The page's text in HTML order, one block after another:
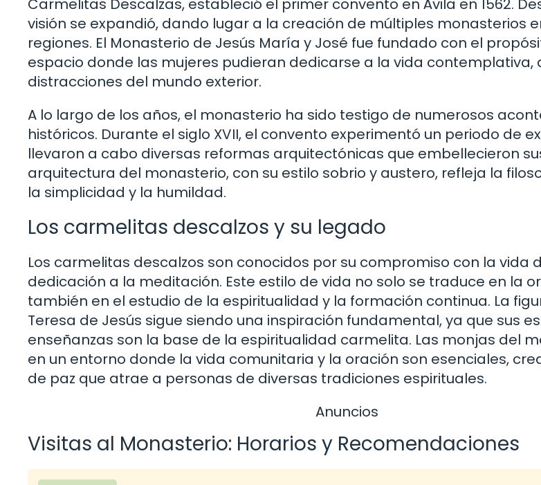
Carmelitas Descalzas, estableció el primer convento en Ávila en 1562.
visión se expandió, dando lugar a la creación de múltiples monasterios
regiones. El Monasterio de Jesús María y José fue fundado con el
espacio donde las mujeres pudieran dedicarse a la vida contemplativa,
distracciones del mundo exterior.
A lo largo de los años, el monasterio ha sido testigo de numerosos
históricos. Durante el siglo XVII, el convento experimentó un periodo de
llevaron a cabo diversas reformas arquitectónicas que embellecieron
arquitectura del monasterio, con su estilo sobrio y austero, refleja la
la simplicidad y la humildad.
Los carmelitas descalzos y su legado
Los carmelitas descalzos son conocidos por su compromiso con la vida
dedicación a la meditación. Este estilo de vida no solo se traduce en la
también en el estudio de la espiritualidad y la formación continua. La
Teresa de Jesús sigue siendo una inspiración fundamental, ya que sus
enseñanzas son la base de la espiritualidad carmelita. Las monjas del
en un entorno donde la vida comunitaria y la oración son esenciales,
de paz que atrae a personas de diversas tradiciones espirituales.
Anuncios
Visitas al Monasterio: Horarios y Recomendaciones